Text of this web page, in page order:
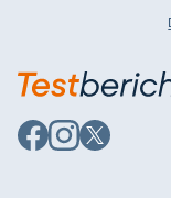
Auf
Facebook
Auf
Instagram
Auf
X